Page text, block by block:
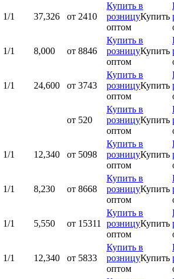
1/1 37,326 от 2410
Купить в
розницуКупить
оптом
1/1 8,000 от 8846
Купить в
розницуКупить
оптом
1/1 24,600 от 3743
Купить в
розницуКупить
оптом
от 520
Купить в
розницуКупить
оптом
1/1 12,340 от 5098
Купить в
розницуКупить
оптом
1/1 8,230 от 8668
Купить в
розницуКупить
оптом
1/1 5,550 от 15311
Купить в
розницуКупить
оптом
1/1 12,340 от 5833
Купить в
розницуКупить
оптом